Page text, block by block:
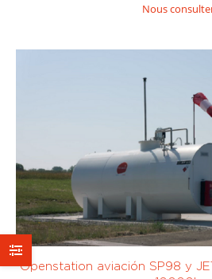
Sur
Nous
Openstation aviación SP98 y